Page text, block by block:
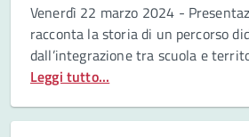
Venerdì 22 marzo 2024 -
racconta la storia di un percorso
dall’integrazione tra scuola e
Leggi tutto...